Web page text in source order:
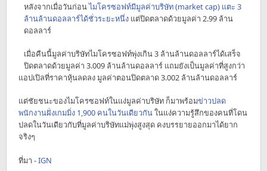
หลังจากเมื่อวันก่อนไมโครซอฟท์มีมูลค่าบริษัท (market cap) แตะ 3
ล้านล้านดอลลาร์ได้ชั่วระยะหนึ่ง แต่ปิดตลาดด้วยมูลค่า 2.99 ล้าน
ดอลลาร์
เมื่อคืนนี้มูลค่าบริษัทไมโครซอฟท์พุ่งเกิน 3 ล้านล้านดอลลาร์ได้เสร็จ
ปิดตลาดด้วยมูลค่า 3.009 ล้านล้านดอลลาร์ แถมยังเป็นมูลค่าที่สูงกว่า
แอปเปิลที่ราคาหุ้นลดลง มูลค่าตอนปิดตลาด 3.002 ล้านล้านดอลลาร์
แต่ชัยชนะของไมโครซอฟท์ในแง่มูลค่าบริษัท ก็มาพร้อมข่าวปลด
พนักงานฝั่งเกมมิ่ง 1,900 คนในวันเดียวกันในแง่ความรู้สึกของคนที่โดน
ปลดในวันเดียวกับที่มูลค่าบริษัทแม่พุ่งสูงสุด คงบรรยายออกมาได้ยาก
จริงๆ
ที่มา -IGN